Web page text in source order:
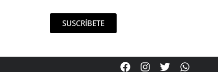
SUSCRÍBETE